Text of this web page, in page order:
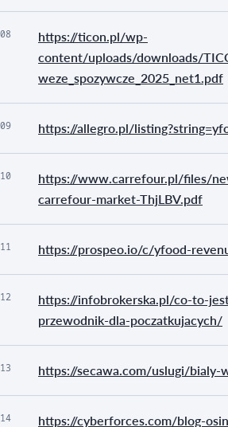
08
https://ticon.pl/wp-
content/uploads/downloads/
weze_spozywcze_2025_net1.pdf
09 https://allegro.pl/
10
https://www.carrefour.pl/files/
carrefour-market-ThjLBV.pdf
11 https://prospeo.io/c/yfood-
12
https://infobrokerska.pl/co-to-
przewodnik-dla-poczatkujacych/
13 https://secawa.com/uslugi/
14 https://cyberforces.com/blog-